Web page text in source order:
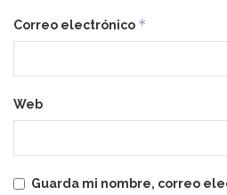
Correo electrónico *
Web
Guarda mi nombre, correo